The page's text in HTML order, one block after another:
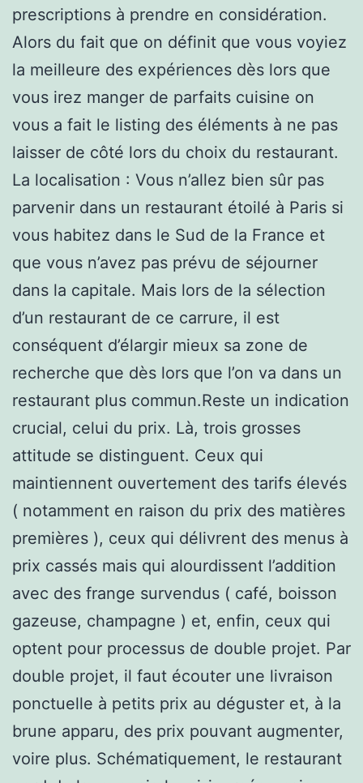
prescriptions à prendre en considération.
Alors du fait que on définit que vous voyiez
la meilleure des expériences dès lors que
vous irez manger de parfaits cuisine on
vous a fait le listing des éléments à ne pas
laisser de côté lors du choix du restaurant.
La localisation : Vous n’allez bien sûr pas
parvenir dans un restaurant étoilé à Paris si
vous habitez dans le Sud de la France et
que vous n’avez pas prévu de séjourner
dans la capitale. Mais lors de la sélection
d’un restaurant de ce carrure, il est
conséquent d’élargir mieux sa zone de
recherche que dès lors que l’on va dans un
restaurant plus commun.Reste un indication
crucial, celui du prix. Là, trois grosses
attitude se distinguent. Ceux qui
maintiennent ouvertement des tarifs élevés
( notamment en raison du prix des matières
premières ), ceux qui délivrent des menus à
prix cassés mais qui alourdissent l’addition
avec des frange survendus ( café, boisson
gazeuse, champagne ) et, enfin, ceux qui
optent pour processus de double projet. Par
double projet, il faut écouter une livraison
ponctuelle à petits prix au déguster et, à la
brune apparu, des prix pouvant augmenter,
voire plus. Schématiquement, le restaurant